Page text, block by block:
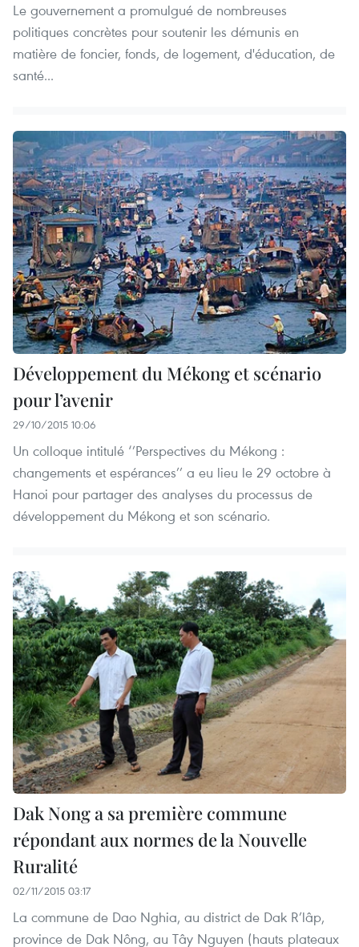
Le gouvernement a promulgué de nombreuses
politiques concrètes pour soutenir les démunis en
matière de foncier, fonds, de logement, d'éducation, de
santé...
Développement du Mékong et scénario
pour l’avenir
29/10/2015 10:06
Un colloque intitulé ‘’Perspectives du Mékong :
changements et espérances’’ a eu lieu le 29 octobre à
Hanoi pour partager des analyses du processus de
développement du Mékong et son scénario.
Dak Nong a sa première commune
répondant aux normes de la Nouvelle
Ruralité
02/11/2015 03:17
La commune de Dao Nghia, au district de Dak R’lâp,
province de Dak Nông, au Tây Nguyen (hauts plateaux